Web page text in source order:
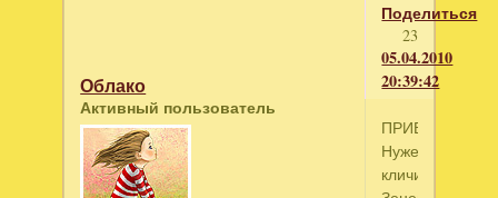
Поделиться
23
05.04.2010
20:39:42
Облако
Активный пользователь
ПРИВЕТ!
Нужен
кличик!